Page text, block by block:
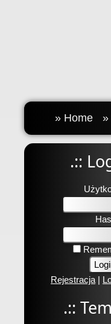
» Home »
.::
Rejestracja |
.::